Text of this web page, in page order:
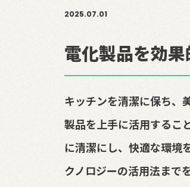
2025.07.01
電化製品を効
キッチンを清潔に保ち、
製品を上手に活用するこ
に清潔にし、快適な環境
クノロジーの活用法まで